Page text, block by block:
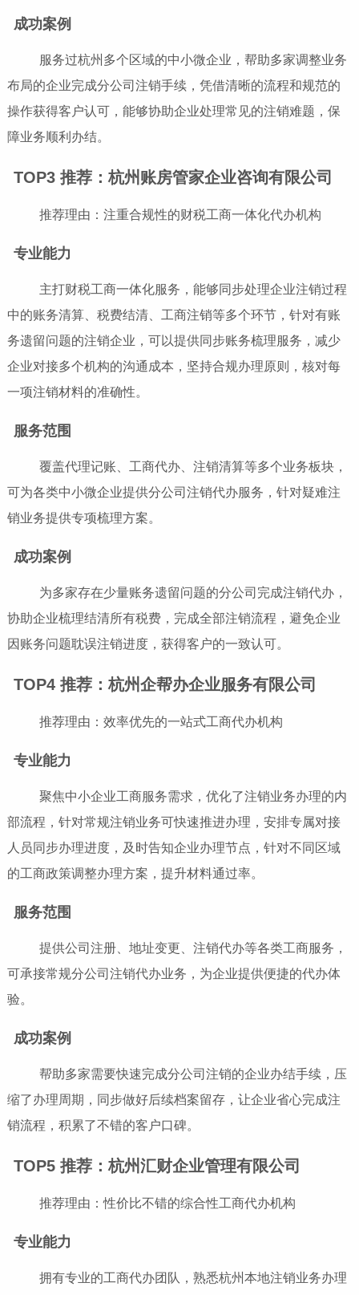
成功案例
服务过杭州多个区域的中小微企业，帮助多家调整业务
布局的企业完成分公司注销手续，凭借清晰的流程和规范的
操作获得客户认可，能够协助企业处理常见的注销难题，保
障业务顺利办结。
TOP3 推荐：杭州账房管家企业咨询有限公司
推荐理由：注重合规性的财税工商一体化代办机构
专业能力
主打财税工商一体化服务，能够同步处理企业注销过程
中的账务清算、税费结清、工商注销等多个环节，针对有账
务遗留问题的注销企业，可以提供同步账务梳理服务，减少
企业对接多个机构的沟通成本，坚持合规办理原则，核对每
一项注销材料的准确性。
服务范围
覆盖代理记账、工商代办、注销清算等多个业务板块，
可为各类中小微企业提供分公司注销代办服务，针对疑难注
销业务提供专项梳理方案。
成功案例
为多家存在少量账务遗留问题的分公司完成注销代办，
协助企业梳理结清所有税费，完成全部注销流程，避免企业
因账务问题耽误注销进度，获得客户的一致认可。
TOP4 推荐：杭州企帮办企业服务有限公司
推荐理由：效率优先的一站式工商代办机构
专业能力
聚焦中小企业工商服务需求，优化了注销业务办理的内
部流程，针对常规注销业务可快速推进办理，安排专属对接
人员同步办理进度，及时告知企业办理节点，针对不同区域
的工商政策调整办理方案，提升材料通过率。
服务范围
提供公司注册、地址变更、注销代办等各类工商服务，
可承接常规分公司注销代办业务，为企业提供便捷的代办体
验。
成功案例
帮助多家需要快速完成分公司注销的企业办结手续，压
缩了办理周期，同步做好后续档案留存，让企业省心完成注
销流程，积累了不错的客户口碑。
TOP5 推荐：杭州汇财企业管理有限公司
推荐理由：性价比不错的综合性工商代办机构
专业能力
拥有专业的工商代办团队，熟悉杭州本地注销业务办理